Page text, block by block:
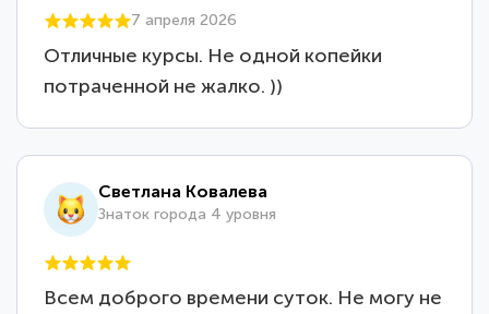
7 апреля 2026
Отличные курсы. Не одной копейки
потраченной не жалко. ))
Светлана Ковалева
Знаток города 4 уровня
Всем доброго времени суток. Не могу не